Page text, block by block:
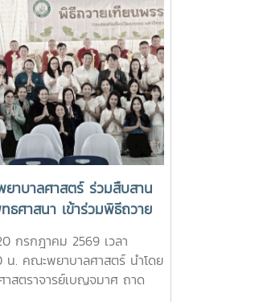
าบาลศาสตร์ ร่วมสืบสาน
ธศาสนา เข้าร่วมพิธีถวาย
รรษา ประจำปี 2569
กรกฎาคม 2569 เวลา
น. คณะพยาบาลศาสตร์ นำโดย
าสตราจารย์เบญจมาศ ถาด